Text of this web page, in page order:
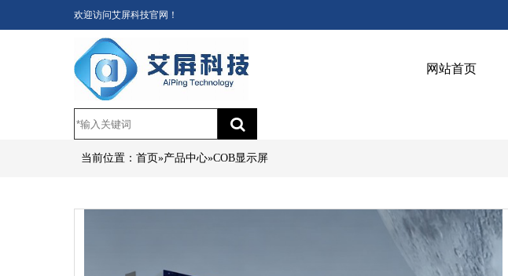
欢迎访问艾屏科技官网！
网站首页
当前位置： 首页 » 产品中心 » COB显示屏